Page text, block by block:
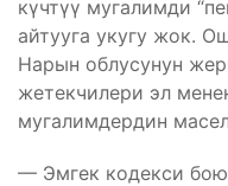
күчтүү мугалимди
айтууга укугу жок.
Нарын облусунун
жетекчилери эл
мугалимдердин
— Эмгек кодекси